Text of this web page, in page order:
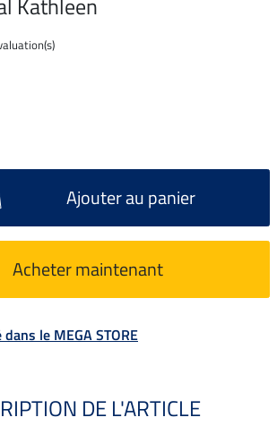
Ajouter au panier
Acheter maintenant
le MEGA STORE
DE L'ARTICLE